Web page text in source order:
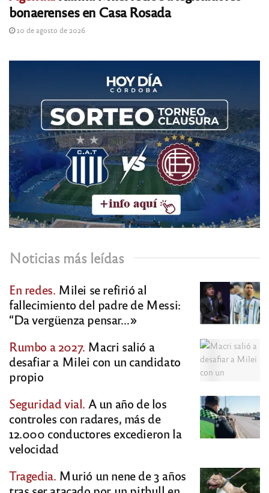
bonaerenses en Casa Rosada
10 de agosto de 2026
Noticias más leídas
En redes. Milei se refirió al
fallecimiento del padre de Messi:
“Da vergüenza pensar…»
Rumbo a 2027. Macri salió a
desafiar a Milei con un candidato
propio
Seguridad vial. A un año de los
controles con radares, más de
12.000 conductores excedieron la
velocidad
Tragedia. Murió un nene de 3 años